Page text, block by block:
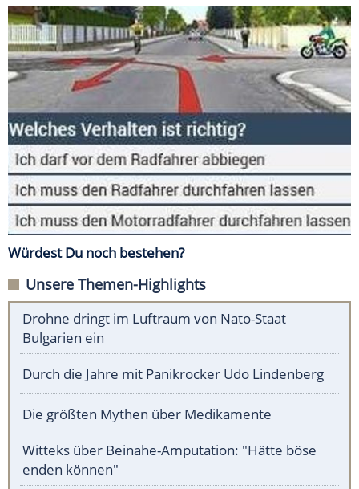
Würdest Du noch bestehen?
Unsere Themen-Highlights
Drohne dringt im Luftraum von Nato-Staat
Bulgarien ein
Durch die Jahre mit Panikrocker Udo Lindenberg
Die größten Mythen über Medikamente
Witteks über Beinahe-Amputation: "Hätte böse
enden können"